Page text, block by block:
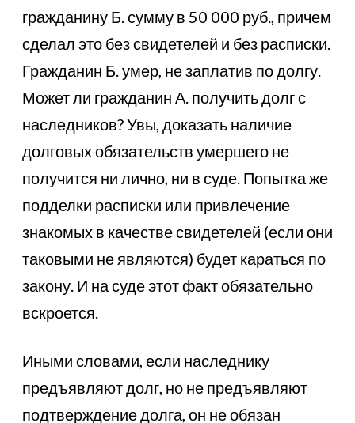
гражданину Б. сумму в 50 000 руб., причем
сделал это без свидетелей и без расписки.
Гражданин Б. умер, не заплатив по долгу.
Может ли гражданин А. получить долг с
наследников? Увы, доказать наличие
долговых обязательств умершего не
получится ни лично, ни в суде. Попытка же
подделки расписки или привлечение
знакомых в качестве свидетелей (если они
таковыми не являются) будет караться по
закону. И на суде этот факт обязательно
вскроется.
Иными словами, если наследнику
предъявляют долг, но не предъявляют
подтверждение долга, он не обязан